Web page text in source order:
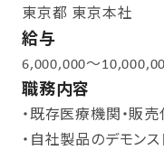
東京都 東京本社
給与
6,000,000～
職務内容
・既存医療機関・販
・自社製品のデモンス